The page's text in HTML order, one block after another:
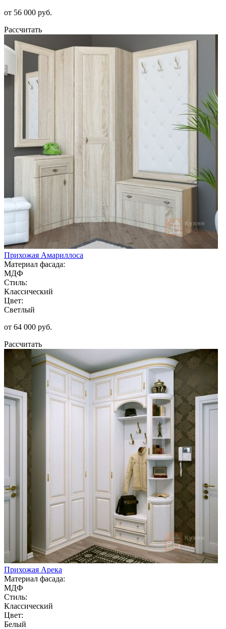
от 56 000 руб.
Рассчитать
Прихожая Амариллоса
Материал фасада:
МДФ
Стиль:
Классический
Цвет:
Светлый
от 64 000 руб.
Рассчитать
Прихожая Арека
Материал фасада:
МДФ
Стиль:
Классический
Цвет:
Белый